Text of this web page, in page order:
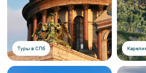
Туры в СПб